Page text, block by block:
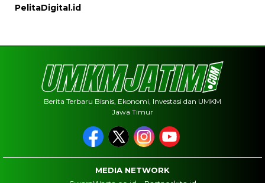
PelitaDigital.id
Berita Terbaru Bisnis, Ekonomi, Investasi dan UMKM
Jawa Timur
MEDIA NETWORK